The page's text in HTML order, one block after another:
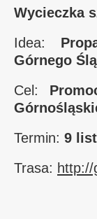
Wycieczka
Idea:
Górnego
Cel:
Termin: 9
Trasa: http://